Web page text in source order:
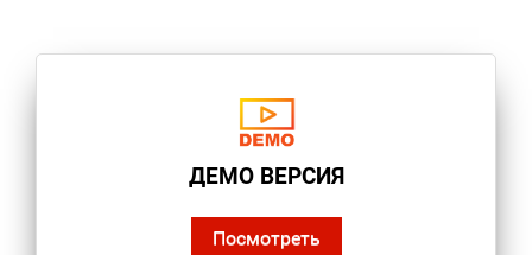
ДЕМО ВЕРСИЯ
Посмотреть